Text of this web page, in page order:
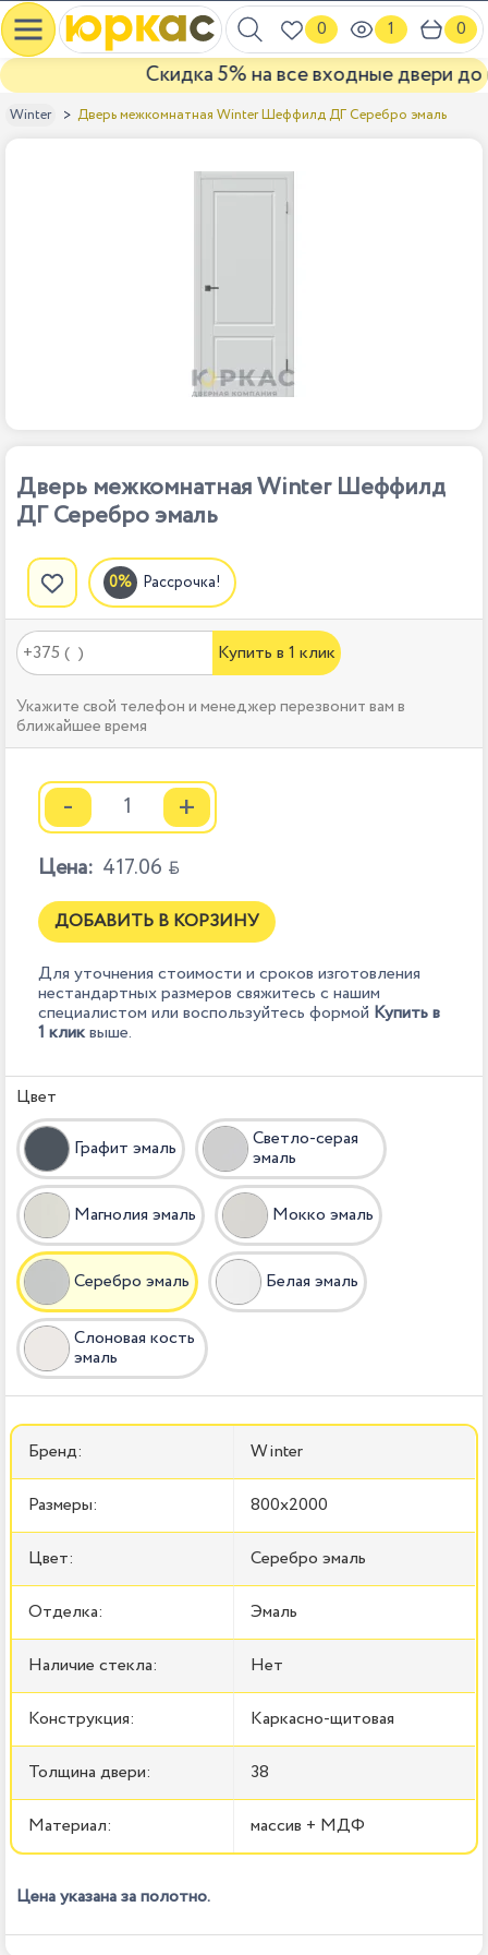
0 1 0
Скидка 5% на все входные двери до
Winter Дверь межкомнатная Winter Шеффилд ДГ Серебро эмаль
Дверь межкомнатная Winter Шеффилд
ДГ Серебро эмаль
Рассрочка!
Купить в 1 клик
Укажите свой телефон и менеджер перезвонит вам в
ближайшее время
- +
Цена: 417.06 
ДОБАВИТЬ В КОРЗИНУ
Для уточнения стоимости и сроков изготовления
нестандартных размеров свяжитесь с нашим
специалистом или воспользуйтесь формой Купить в
1 кликвыше.
Цвет
Графит эмаль Светло-серая
эмаль
Магнолия эмаль Мокко эмаль
Серебро эмаль Белая эмаль
Слоновая кость
эмаль
Бренд: Winter
Размеры: 800x2000
Цвет: Серебро эмаль
Отделка: Эмаль
Наличие стекла: Нет
Конструкция: Каркасно-щитовая
Толщина двери: 38
Материал: массив + МДФ
Цена указана за полотно.